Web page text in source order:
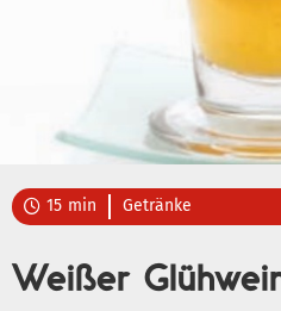
 15 min Getränke
Weißer